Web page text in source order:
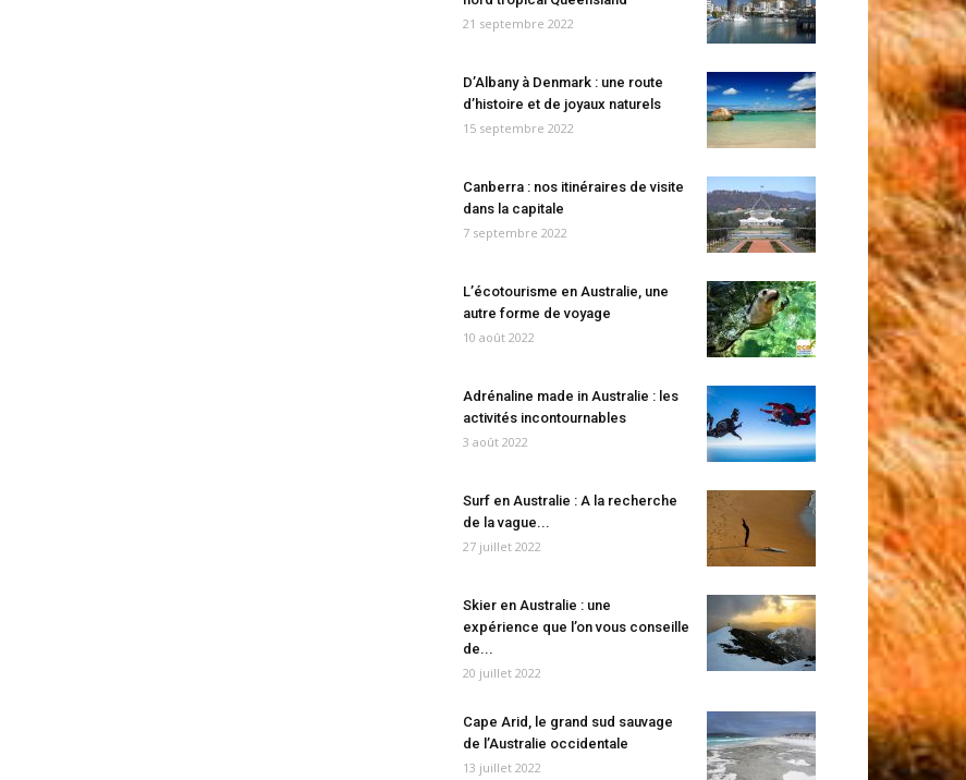
21 septembre 2022
D’Albany à Denmark : une route
d’histoire et de joyaux naturels
15 septembre 2022
Canberra : nos itinéraires de visite
dans la capitale
7 septembre 2022
L’écotourisme en Australie, une
autre forme de voyage
10 août 2022
Adrénaline made in Australie : les
activités incontournables
3 août 2022
Surf en Australie : A la recherche
de la vague...
27 juillet 2022
Skier en Australie : une
expérience que l’on vous conseille
de...
20 juillet 2022
Cape Arid, le grand sud sauvage
de l’Australie occidentale
13 juillet 2022